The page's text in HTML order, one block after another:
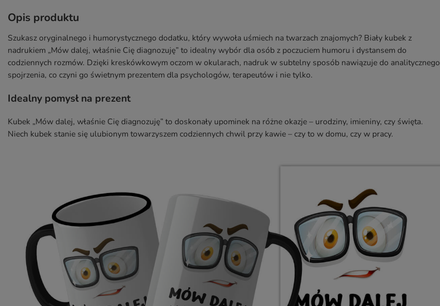
Opis produktu
Szukasz oryginalnego i humorystycznego dodatku, który wywoła uśmiech na twarzach znajomych? Biały kubek z
nadrukiem „Mów dalej, właśnie Cię diagnozuję” to idealny wybór dla osób z poczuciem humoru i dystansem do
codziennych rozmów. Dzięki kreskówkowym oczom w okularach, nadruk w subtelny sposób nawiązuje do analitycznego
spojrzenia, co czyni go świetnym prezentem dla psychologów, terapeutów i nie tylko.
Idealny pomysł na prezent
Kubek „Mów dalej, właśnie Cię diagnozuję” to doskonały upominek na różne okazje – urodziny, imieniny, czy święta.
Niech kubek stanie się ulubionym towarzyszem codziennych chwil przy kawie – czy to w domu, czy w pracy.